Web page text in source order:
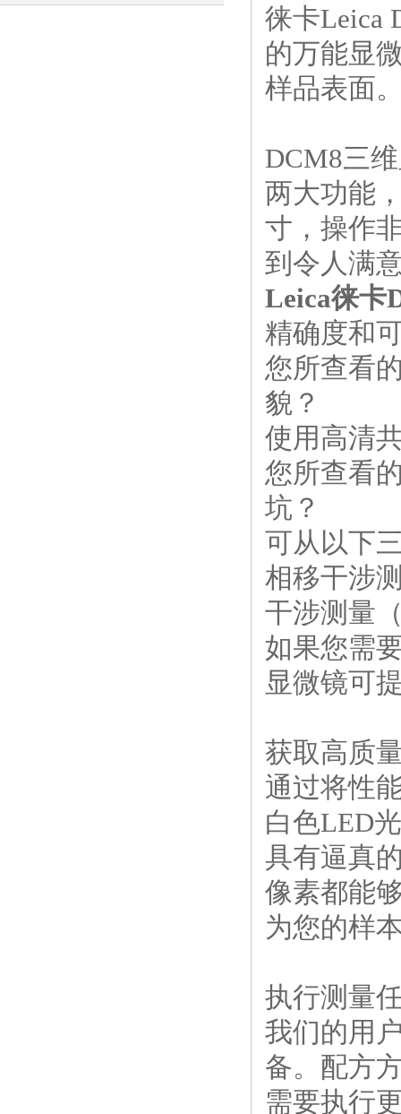
徕卡Leica
的万能显
样品表面
DCM8三
两大功能
寸，操作
到令人满
Leica徕卡
精确度和
您所查看
貌？
使用高清
您所查看
坑？
可从以下
相移干涉
干涉测量
如果您需
显微镜可
获取高质
通过将性
白色LED
具有逼真
像素都能
为您的样
执行测量
我们的用
备。配方
需要执行